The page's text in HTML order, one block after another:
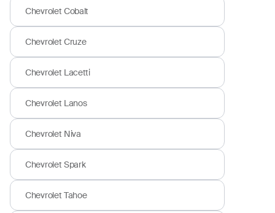
Chevrolet Cobalt
Chevrolet Cruze
Chevrolet Lacetti
Chevrolet Lanos
Chevrolet Niva
Chevrolet Spark
Chevrolet Tahoe